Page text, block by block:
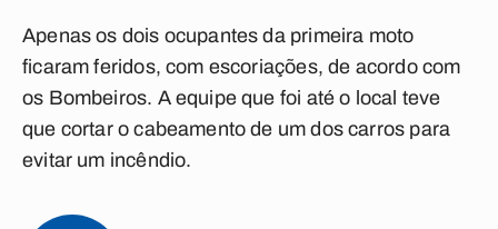
Apenas os dois ocupantes da primeira moto
ficaram feridos, com escoriações, de acordo com
os Bombeiros. A equipe que foi até o local teve
que cortar o cabeamento de um dos carros para
evitar um incêndio.